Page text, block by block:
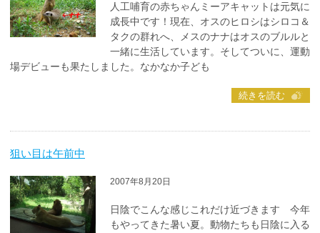
人工哺育の赤ちゃんミーアキャットは元気に
成長中です！現在、オスのヒロシはシロコ＆
タクの群れへ、メスのナナはオスのブルルと
一緒に生活しています。そしてついに、運動
場デビューも果たしました。なかなか子ども
続きを読む
狙い目は午前中
2007年8月20日
日陰でこんな感じこれだけ近づきます 今年
もやってきた暑い夏。動物たちも日陰に入る